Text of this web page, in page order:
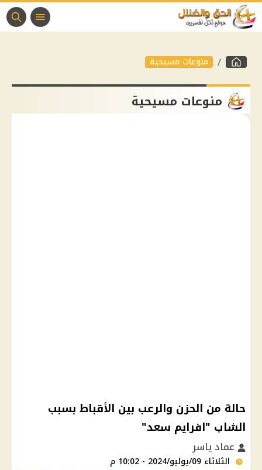
منوعات مسيحية
منوعات مسيحية
حالة من الحزن والرعب بين الأقباط بسبب
الشاب "افرايم سعد"
عماد ياسر
الثلاثاء 09/يوليو/2024 - 10:02 م